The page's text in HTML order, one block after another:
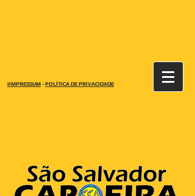
IIMPRESSUM -POLÍTICA DE PRIVACIDADE